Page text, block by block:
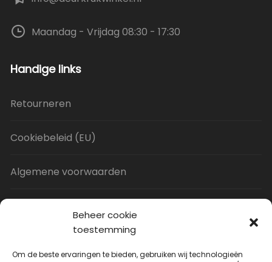
Beheer cookie
toestemming
Om de beste ervaringen te bieden, gebruiken wij technologieën
Maandag - Vrijdag 08:30 - 17:30
Handige links
Retourneren
Cookiebeleid (EU)
Algemene voorwaarden